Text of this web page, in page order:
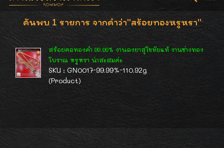
ค้นพบ 1 รายการ จากคำว่า"สร้อยทองหรูหรา"
สร้อยคอทองคำ 99.99% งานลงยาสุโขทัยแท้ งานช่างทอง
โบราณ หรูหรา น่าสะสมค่ะ
SKU : GN0017-99.99%-110.92g
(Product)